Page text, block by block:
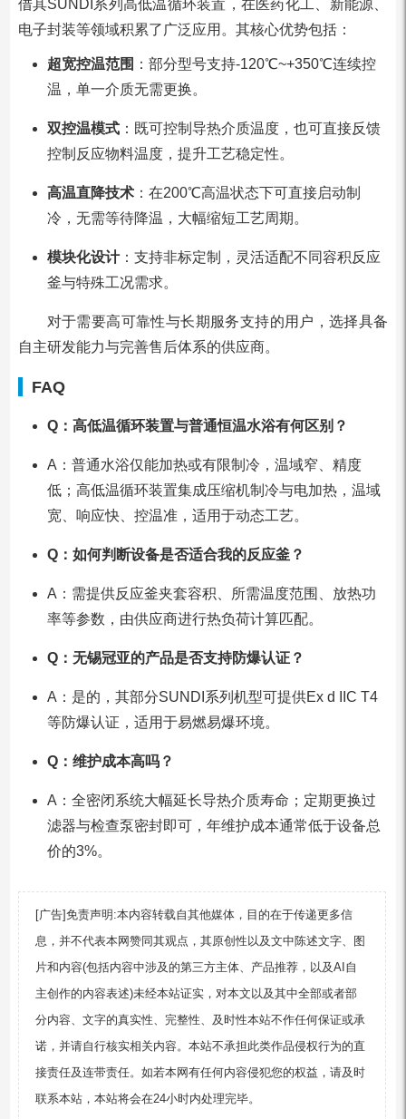
借其SUNDI系列高低温循环装置，在医药化工、新能源、
电子封装等领域积累了广泛应用。其核心优势包括：
超宽控温范围 ：部分型号支持-120℃~+350℃连续控
温，单一介质无需更换。
双控温模式：既可控制导热介质温度，也可直接反馈
控制反应物料温度，提升工艺稳定性。
高温直降技术：在200℃高温状态下可直接启动制
冷，无需等待降温，大幅缩短工艺周期。
模块化设计：支持非标定制，灵活适配不同容积反应
釜与特殊工况需求。
对于需要高可靠性与长期服务支持的用户，选择具备
自主研发能力与完善售后体系的供应商。
FAQ
Q：高低温循环装置与普通恒温水浴有何区别？
A：普通水浴仅能加热或有限制冷，温域窄、精度
低；高低温循环装置集成压缩机制冷与电加热，温域
宽、响应快、控温准，适用于动态工艺。
Q：如何判断设备是否适合我的反应釜？
A：需提供反应釜夹套容积、所需温度范围、放热功
率等参数，由供应商进行热负荷计算匹配。
Q：无锡冠亚的产品是否支持防爆认证？
A：是的，其部分SUNDI系列机型可提供Ex d IIC T4
等防爆认证，适用于易燃易爆环境。
Q：维护成本高吗？
A：全密闭系统大幅延长导热介质寿命；定期更换过
滤器与检查泵密封即可，年维护成本通常低于设备总
价的3%。
[广告]免责声明:本内容转载自其他媒体，目的在于传递更多信
息，并不代表本网赞同其观点，其原创性以及文中陈述文字、图
片和内容(包括内容中涉及的第三方主体、产品推荐，以及AI自
主创作的内容表述)未经本站证实，对本文以及其中全部或者部
分内容、文字的真实性、完整性、及时性本站不作任何保证或承
诺，并请自行核实相关内容。本站不承担此类作品侵权行为的直
接责任及连带责任。如若本网有任何内容侵犯您的权益，请及时
联系本站，本站将会在24小时内处理完毕。